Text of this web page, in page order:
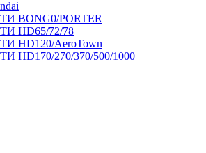
BONG0/PORTER
HD65/72/78
HD120/AeroTown
HD170/270/370/500/1000